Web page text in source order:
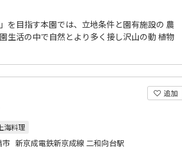
を目指す本園では、立地条件と園有施設の 農
生活の中で自然とより多く接し沢山の動 植物
追加
上海料理
市 新京成電鉄新京成線 二和向台駅